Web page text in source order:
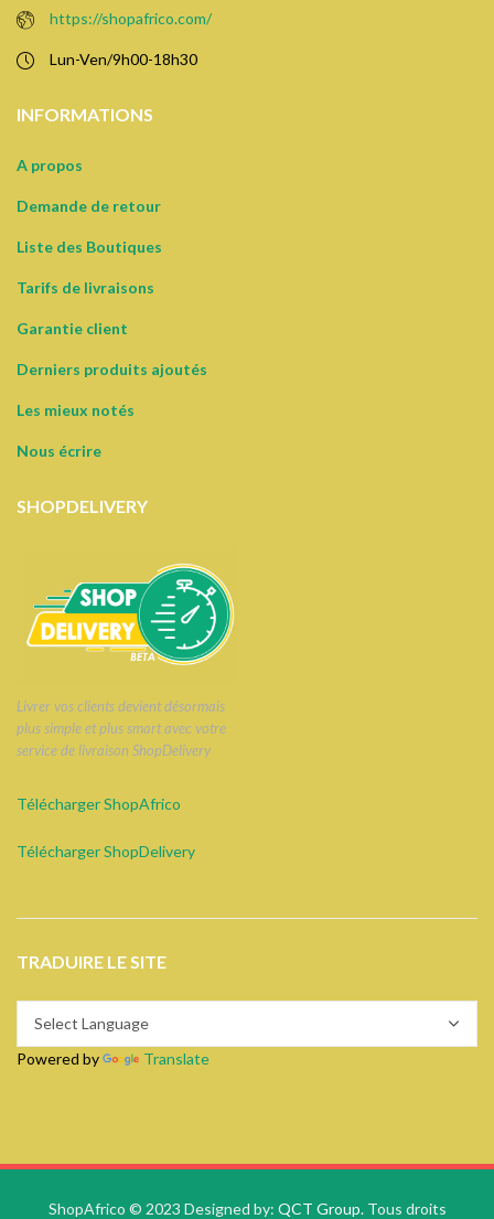
https://shopafrico.com/
Lun-Ven/9h00-18h30
INFORMATIONS
A propos
Demande de retour
Liste des Boutiques
Tarifs de livraisons
Garantie client
Derniers produits ajoutés
Les mieux notés
Nous écrire
SHOPDELIVERY
Livrer vos clients devient désormais
plus simple et plus smart avec votre
service de livraison ShopDelivery
Télécharger ShopAfrico
Télécharger ShopDelivery
TRADUIRE LE SITE
Powered by Translate
ShopAfrico © 2023 Designed by: QCT Group.Tous droits